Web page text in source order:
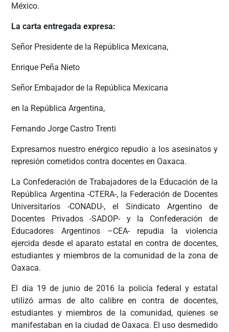
México.
La carta entregada expresa:
Señor Presidente de la República Mexicana,
Enrique Peña Nieto
Señor Embajador de la República Mexicana
en la República Argentina,
Fernando Jorge Castro Trenti
Expresamos nuestro enérgico repudio a los asesinatos y
represión cometidos contra docentes en Oaxaca.
La Confederación de Trabajadores de la Educación de la
República Argentina -CTERA-, la Federación de Docentes
Universitarios -CONADU-, el Sindicato Argentino de
Docentes Privados -SADOP- y la Confederación de
Educadores Argentinos –CEA- repudia la violencia
ejercida desde el aparato estatal en contra de docentes,
estudiantes y miembros de la comunidad de la zona de
Oaxaca.
El día 19 de junio de 2016 la policía federal y estatal
utilizó armas de alto calibre en contra de docentes,
estudiantes y miembros de la comunidad, quienes se
manifestaban en la ciudad de Oaxaca. El uso desmedido